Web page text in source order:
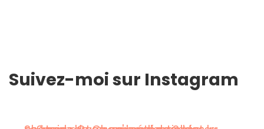
Suivez-moi sur Instagram